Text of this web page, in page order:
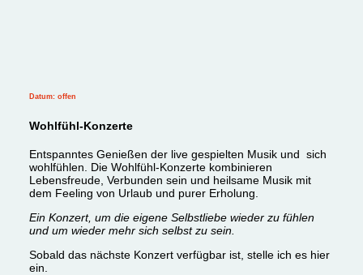
Datum: offen
Wohlfühl-Konzerte
Entspanntes Genießen der live gespielten Musik und sich
wohlfühlen. Die Wohlfühl-Konzerte kombinieren
Lebensfreude, Verbunden sein und heilsame Musik mit
dem Feeling von Urlaub und purer Erholung.
Ein Konzert, um die eigene Selbstliebe wieder zu fühlen
und um wieder mehr sich selbst zu sein.
Sobald das nächste Konzert verfügbar ist, stelle ich es hier
ein.